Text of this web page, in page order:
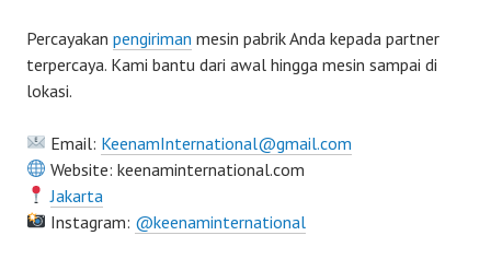
Percayakan pengiriman mesin pabrik Anda kepada partner
terpercaya. Kami bantu dari awal hingga mesin sampai di
lokasi.
Email: KeenamInternational@gmail.com
Website: keenaminternational.com
Jakarta
Instagram: @keenaminternational